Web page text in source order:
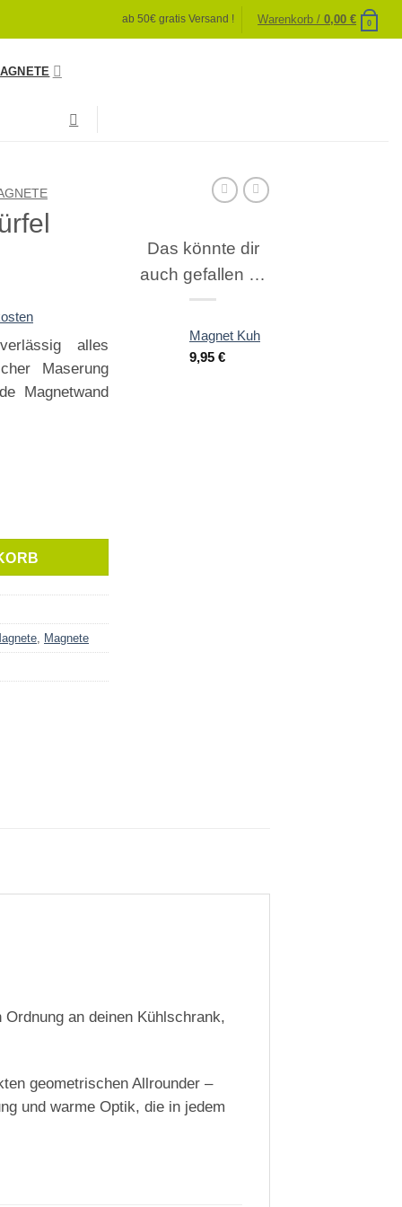
ab 50€ gratis Versand ! Warenkorb /0,00€ 0
alles
Maserung
Magnetwand
, Magnete
Das könnte dir
auch gefallen …
Magnet Kuh
9,95 €
an deinen Kühlschrank,
geometrischen Allrounder –
und warme Optik, die in jedem